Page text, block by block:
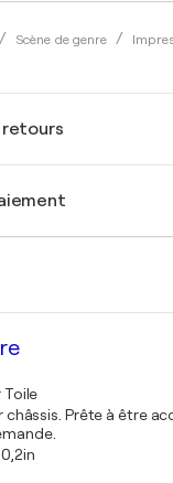
Scène de genre
Toile
châssis. Prête à être